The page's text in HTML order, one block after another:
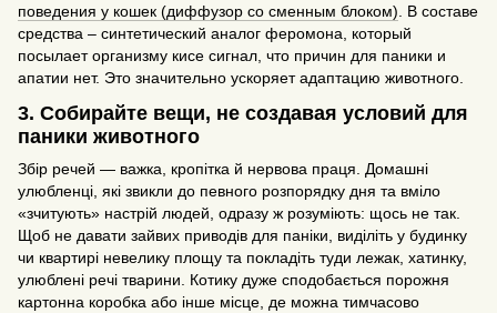
поведения у кошек (диффузор со сменным блоком). В составе
средства – синтетический аналог феромона, который
посылает организму кисе сигнал, что причин для паники и
апатии нет. Это значительно ускоряет адаптацию животного.
3. Собирайте вещи, не создавая условий для
паники животного
Збір речей — важка, кропітка й нервова праця. Домашні
улюбленці, які звикли до певного розпорядку дня та вміло
«зчитують» настрій людей, одразу ж розуміють: щось не так.
Щоб не давати зайвих приводів для паніки, виділіть у будинку
чи квартирі невелику площу та покладіть туди лежак, хатинку,
улюблені речі тварини. Котику дуже сподобається порожня
картонна коробка або інше місце, де можна тимчасово